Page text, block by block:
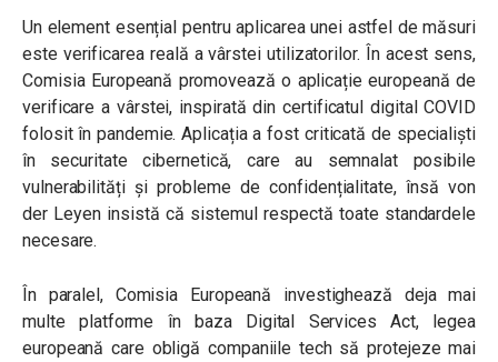
Un element esențial pentru aplicarea unei astfel de măsuri
este verificarea reală a vârstei utilizatorilor. În acest sens,
Comisia Europeană promovează o aplicație europeană de
verificare a vârstei, inspirată din certificatul digital COVID
folosit în pandemie. Aplicația a fost criticată de specialiști
în securitate cibernetică, care au semnalat posibile
vulnerabilități și probleme de confidențialitate, însă von
der Leyen insistă că sistemul respectă toate standardele
necesare.
În paralel, Comisia Europeană investighează deja mai
multe platforme în baza Digital Services Act, legea
europeană care obligă companiile tech să protejeze mai